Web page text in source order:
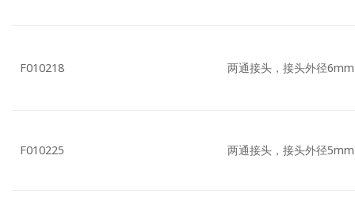
F010218 两通接头，接头外径6mm
F010225 两通接头，接头外径5mm